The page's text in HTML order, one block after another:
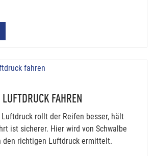
FAHREN
rollt der Reifen besser, hält
ist sicherer. Hier wird von Schwalbe
den richtigen Luftdruck ermittelt.